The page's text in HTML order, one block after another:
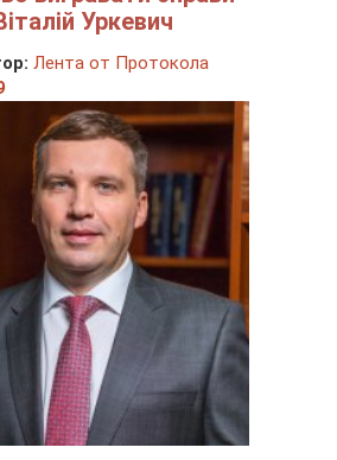
Уркевич
Лента от Протокола